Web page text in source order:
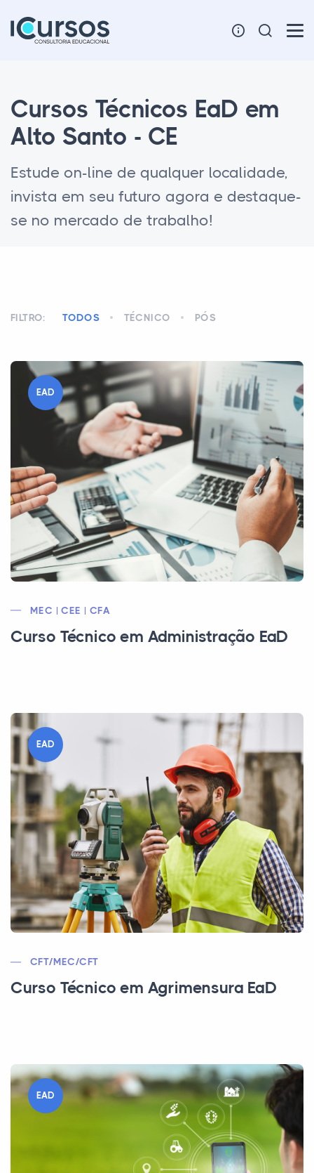
Cursos Técnicos EaD em
Alto Santo - CE
Estude on-line de qualquer localidade,
invista em seu futuro agora e destaque-
se no mercado de trabalho!
FILTRO: TODOS TÉCNICO PÓS
EAD
MEC | CEE | CFA
Curso Técnico em Administração EaD
EAD
CFT/MEC/CFT
Curso Técnico em Agrimensura EaD
EAD